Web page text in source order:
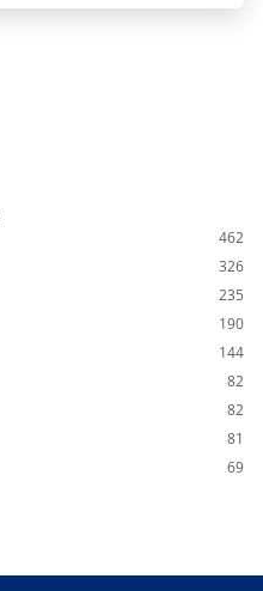
462
326
235
190
144
82
82
81
69